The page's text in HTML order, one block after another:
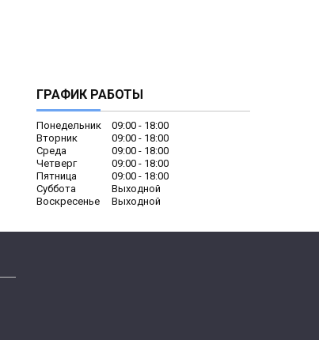
ГРАФИК РАБОТЫ
Понедельник 09:00
18:00
Вторник
09:00
18:00
Среда
09:00
18:00
Четверг
09:00
18:00
Пятница
09:00
18:00
Суббота
Выходной
Воскресенье
Выходной